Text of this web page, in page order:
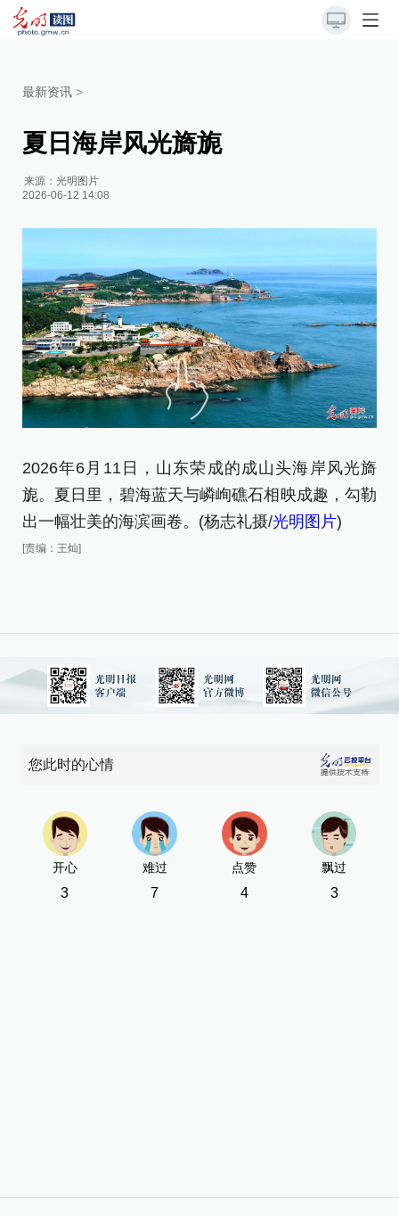
最新资讯 >
夏日海岸风光旖旎
来源：光明图片
2026-06-12 14:08
2026年6月11日，山东荣成的成山头海岸风光旖
旎。夏日里，碧海蓝天与嶙峋礁石相映成趣，勾勒
出一幅壮美的海滨画卷。(杨志礼摄/光明图片)
[责编：王灿]
您此时的心情
开心
3
难过
7
点赞
4
飘过
3